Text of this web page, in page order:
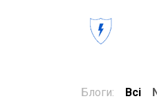
Блоги: Всі